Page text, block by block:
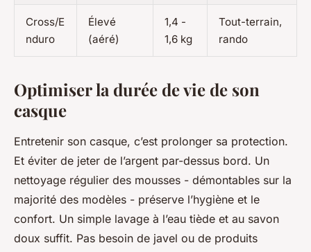
Cross/E
nduro
Élevé
(aéré)
1,4 -
1,6 kg
Tout-terrain,
rando
Optimiser la durée de vie de son
casque
Entretenir son casque, c’est prolonger sa protection.
Et éviter de jeter de l’argent par-dessus bord. Un
nettoyage régulier des mousses - démontables sur la
majorité des modèles - préserve l’hygiène et le
confort. Un simple lavage à l’eau tiède et au savon
doux suffit. Pas besoin de javel ou de produits